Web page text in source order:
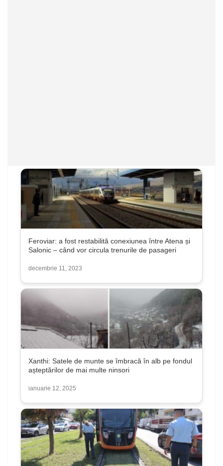
Feroviar: a fost restabilită conexiunea între Atena și
Salonic – când vor circula trenurile de pasageri
decembrie 11, 2023
Xanthi: Satele de munte se îmbracă în alb pe fondul
așteptărilor de mai multe ninsori
ianuarie 12, 2025